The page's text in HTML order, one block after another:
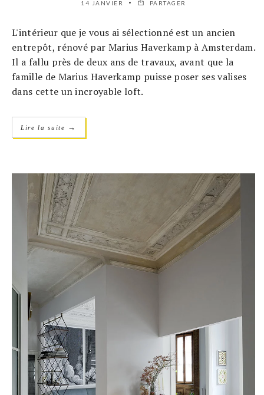
14 JANVIER PARTAGER
L'intérieur que je vous ai sélectionné est un ancien
entrepôt, rénové par Marius Haverkamp à Amsterdam.
Il a fallu près de deux ans de travaux, avant que la
famille de Marius Haverkamp puisse poser ses valises
dans cette un incroyable loft.
Lire la suite →